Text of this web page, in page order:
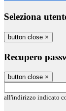
Seleziona
button close ×
Recupero
button close ×
all'indirizzo indicato